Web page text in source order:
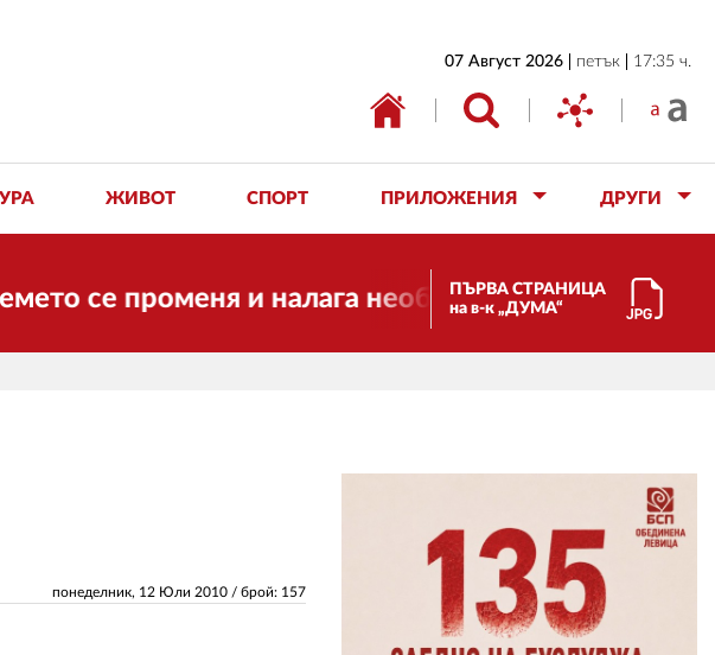
07 Август 2026 петък 17:35 ч.
ЖИВОТ СПОРТ ПРИЛОЖЕНИЯ ДРУГИ
променя и налага необходимостта от
ПЪРВА СТРАНИЦА
на в-к „ДУМА“
понеделник, 12 Юли 2010 / брой: 157
ИКОНОМИКА
ОБЩЕСТВО
АВТОРИ